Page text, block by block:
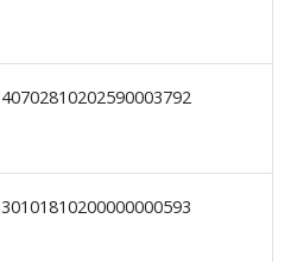
40702810202590003792
30101810200000000593